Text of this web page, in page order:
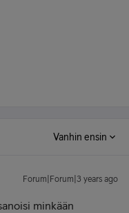
Vanhin ensin
Forum|Forum|3 years ago
minkään